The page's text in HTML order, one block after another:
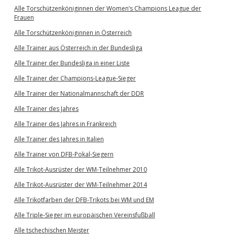
Alle Torschützenköniginnen der Women’s Champions League der
Frauen
Alle Torschützenköniginnen in Österreich
Alle Trainer aus Österreich in der Bundesliga
Alle Trainer der Bundesliga in einer Liste
Alle Trainer der Champions-League-Sieger
Alle Trainer der Nationalmannschaft der DDR
Alle Trainer des Jahres
Alle Trainer des Jahres in Frankreich
Alle Trainer des Jahres in Italien
Alle Trainer von DFB-Pokal-Siegern
Alle Trikot-Ausrüster der WM-Teilnehmer 2010
Alle Trikot-Ausrüster der WM-Teilnehmer 2014
Alle Trikotfarben der DFB-Trikots bei WM und EM
Alle Triple-Sieger im europäischen Vereinsfußball
Alle tschechischen Meister